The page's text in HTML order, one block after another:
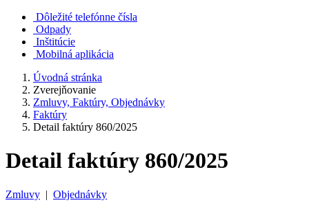
Dôležité telefónne čísla
Odpady
Inštitúcie
Mobilná aplikácia
Úvodná stránka
Zverejňovanie
Zmluvy, Faktúry, Objednávky
Faktúry
Detail faktúry 860/2025
Detail faktúry 860/2025
Zmluvy | Objednávky